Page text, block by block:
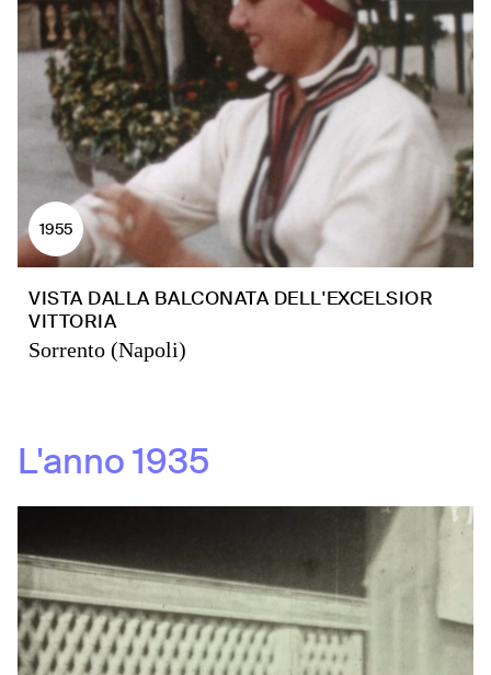
1955
VISTA DALLA BALCONATA DELL'EXCELSIOR
VITTORIA
Sorrento (Napoli)
L'anno1935